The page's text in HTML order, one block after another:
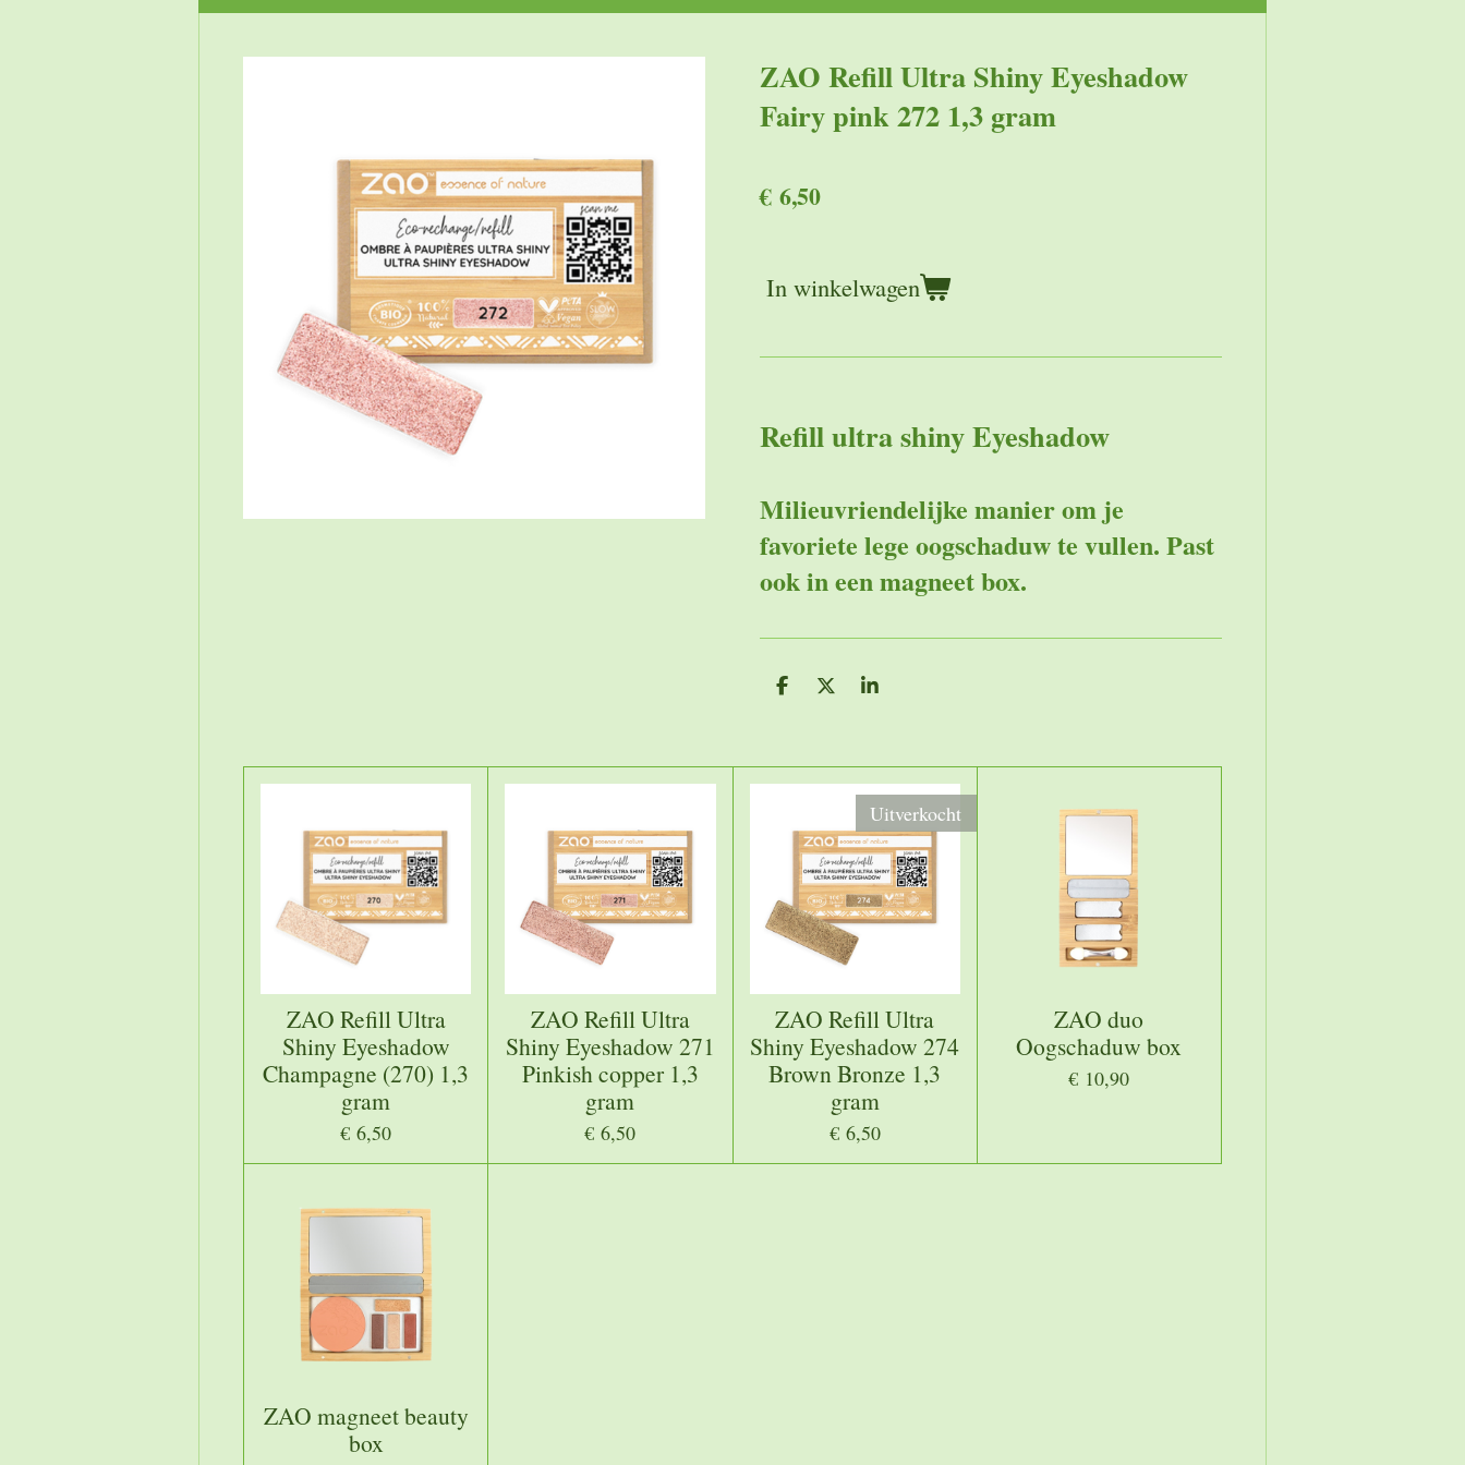
ZAO Refill Ultra Shiny Eyeshadow
Fairy pink 272 1,3 gram
€ 6,50
In winkelwagen
Refill ultra shiny Eyeshadow
Milieuvriendelijke manier om je
favoriete lege oogschaduw te vullen. Past
ook in een magneet box.
D
n
D
S
e
ZAO Refill Ultra
Shiny Eyeshadow
Champagne (270) 1,3
gram
€ 6,50
ZAO Refill Ultra
Shiny Eyeshadow 271
Pinkish copper 1,3
gram
€ 6,50
Uitverkocht
ZAO Refill Ultra
Shiny Eyeshadow 274
Brown Bronze 1,3
gram
€ 6,50
ZAO duo
Oogschaduw box
€ 10,90
ZAO magneet beauty
box